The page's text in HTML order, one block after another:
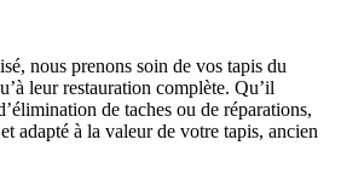
nous prenons soin de vos tapis du
leur restauration complète. Qu’il
de taches ou de réparations,
adapté à la valeur de votre tapis, ancien